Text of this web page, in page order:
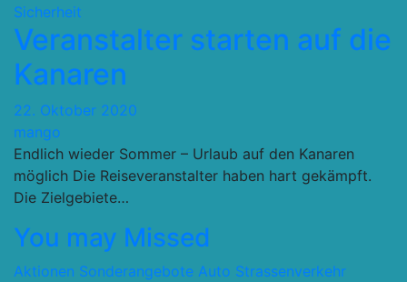
Sicherheit
Veranstalter starten auf die
Kanaren
22. Oktober 2020
mango
Endlich wieder Sommer – Urlaub auf den Kanaren
möglich Die Reiseveranstalter haben hart gekämpft.
Die Zielgebiete…
You may Missed
Aktionen Sonderangebote Auto Strassenverkehr